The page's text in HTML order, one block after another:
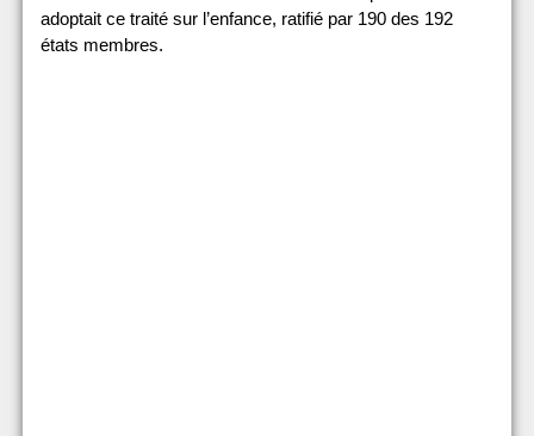
adoptait ce traité sur l’enfance, ratifié par 190 des 192
états membres.